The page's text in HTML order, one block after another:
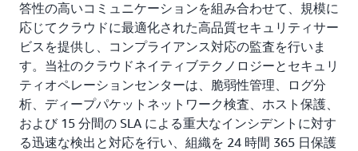
答性の高いコミュニケーションを組み合わせて、規模に
応じてクラウドに最適化された高品質セキュリティサー
ビスを提供し、コンプライアンス対応の監査を行いま
す。当社のクラウドネイティブテクノロジーとセキュリ
ティオペレーションセンターは、脆弱性管理、ログ分
析、ディープパケットネットワーク検査、ホスト保護、
および 15 分間の SLA による重大なインシデントに対す
る迅速な検出と対応を行い、組織を 24 時間 365 日保護